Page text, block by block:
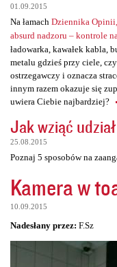
01.09.2015
Na łamach Dziennika
absurd nadzoru – kontrole
ładowarka, kawałek kabla,
metalu gdzieś przy ciele,
ostrzegawczy i oznacza
innym razem okazuje się
uwiera Ciebie najbardziej?
Jak wziąć
25.08.2015
Poznaj 5 sposobów na
Kamera w
10.09.2015
Nadesłany przez: F.Sz